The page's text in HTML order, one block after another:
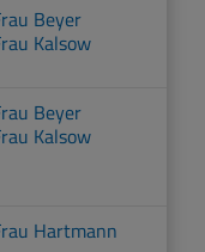
Beyer
Kalsow
Beyer
Kalsow
Hartmann